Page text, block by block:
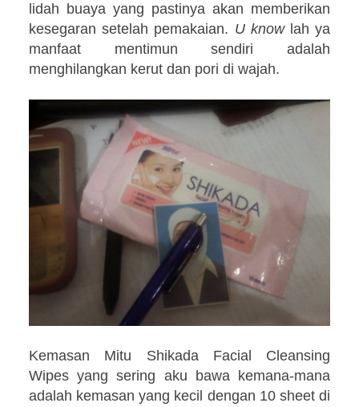
lidah buaya yang pastinya akan memberikan
kesegaran setelah pemakaian. U knowlah ya
manfaat mentimun sendiri adalah
menghilangkan kerut dan pori di wajah.
Kemasan Mitu Shikada Facial Cleansing
Wipes yang sering aku bawa kemana-mana
adalah kemasan yang kecil dengan 10 sheet di